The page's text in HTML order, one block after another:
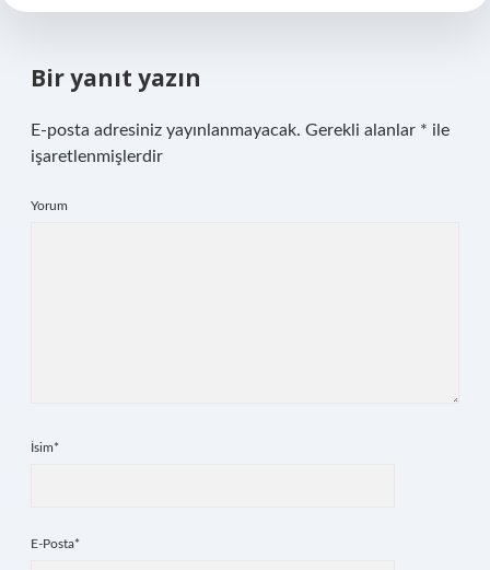
Bir yanıt yazın
E-posta adresiniz yayınlanmayacak. Gerekli alanlar * ile
işaretlenmişlerdir
Yorum
İsim*
E-Posta*